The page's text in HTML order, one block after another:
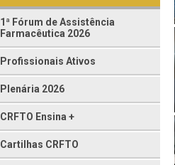
1ª Fórum de Assistência
Farmacêutica 2026
Profissionais Ativos
Plenária 2026
CRFTO Ensina +
Cartilhas CRFTO